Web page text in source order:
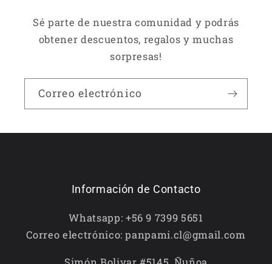
Sé parte de nuestra comunidad y podrás
obtener descuentos, regalos y muchas
sorpresas!
Correo electrónico
Información de Contacto
Whatsapp: +56 9 7399 5651
Correo electrónico: panpami.cl@gmail.com